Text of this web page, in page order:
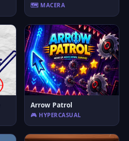
🗺️ MACERA
Arrow Patrol
🎮 HYPERCASUAL